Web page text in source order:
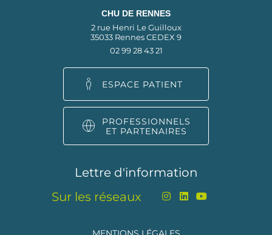
CHU DE RENNES
2 rue Henri Le Guilloux
35033 Rennes CEDEX 9
02 99 28 43 21
ESPACE PATIENT
PROFESSIONNELS
ET PARTENAIRES
Lettre d'information
Sur les réseaux